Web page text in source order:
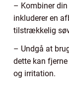
– Kombiner
inkluderer en
tilstrækkelig
– Undgå at
dette kan
og irritation.